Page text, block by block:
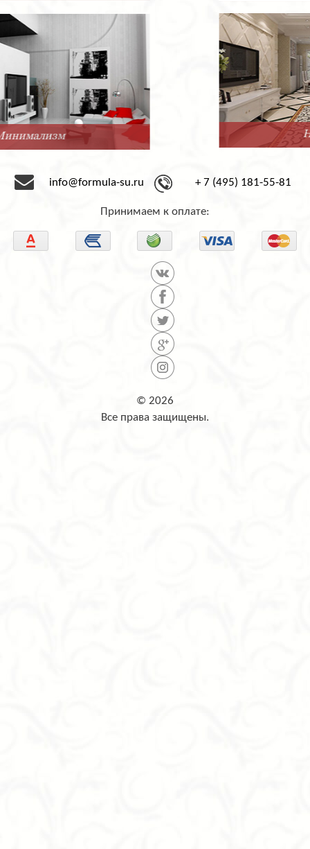
Нео-Классика
info@formula-su.ru + 7 (495) 181-55-81
Принимаем к оплате:
© 2026
Все права защищены.